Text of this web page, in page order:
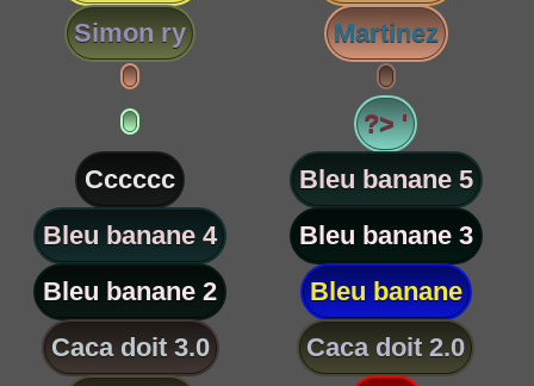
Simon ry
Martinez
?> '
Cccccc
Bleu banane 5
Bleu banane 4
Bleu banane 3
Bleu banane 2
Bleu banane
Caca doit 3.0
Caca doit 2.0